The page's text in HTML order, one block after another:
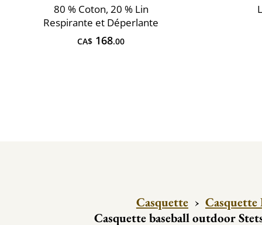
80 % Coton, 20 % Lin
Respirante et Déperlante
CA$ 168.00
Casquette › Casquette
Casquette baseball outdoor